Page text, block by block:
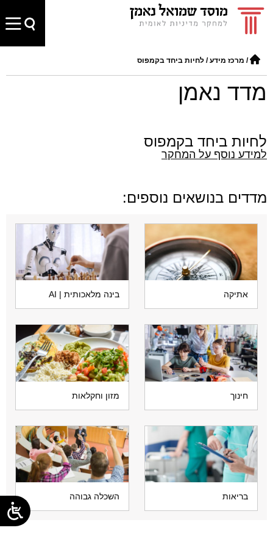
/ מרכז מידע/ לחיות ביחד בקמפוס
מדד נאמן
לחיות ביחד בקמפוס
למידע נוסף על המחקר
מדדים בנושאים נוספים:
אתיקה בינה מלאכותית | AI
חינוך מזון וחקלאות
בריאות השכלה גבוהה